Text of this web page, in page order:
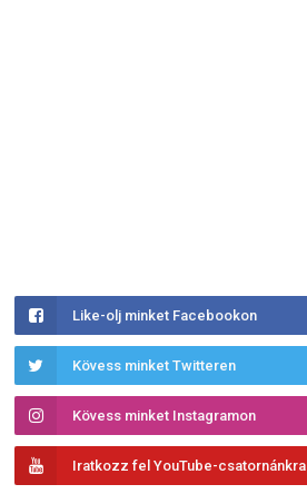
Like-olj minket Facebookon
Kövess minket Twitteren
Kövess minket Instagramon
Iratkozz fel YouTube-csatornánkra